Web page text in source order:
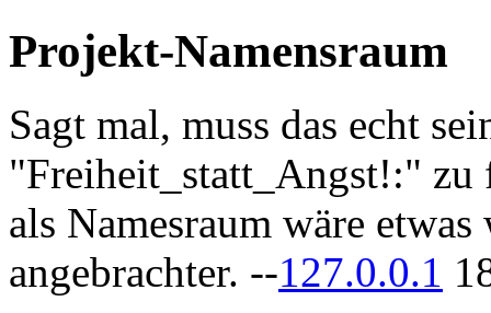
Projekt-Namensraum
Sagt mal, muss das echt
"Freiheit_statt_Angst!:" zu
als Namesraum wäre
angebrachter. --127.0.0.1